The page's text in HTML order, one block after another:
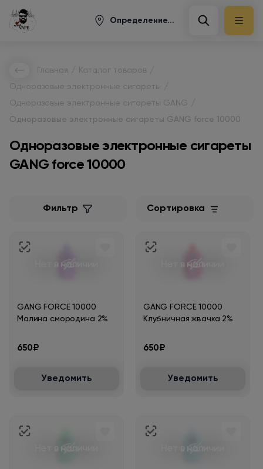
Определение...
Главная Каталог товаров
Одноразовые электронные сигареты
Одноразовые электронные сигареты GANG
Одноразовые электронные сигареты GANG force 10000
Одноразовые электронные сигареты
GANG force 10000
Фильтр Сортировка
Нет в наличии
GANG FORCE 10000
Малина смородина 2%
650₽
Уведомить
Нет в наличии
GANG FORCE 10000
Клубничная жвачка 2%
650₽
Уведомить
Нет в наличии Нет в наличии